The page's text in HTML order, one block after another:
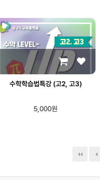
수학학습법특강 (고2, 고3)
5,000원